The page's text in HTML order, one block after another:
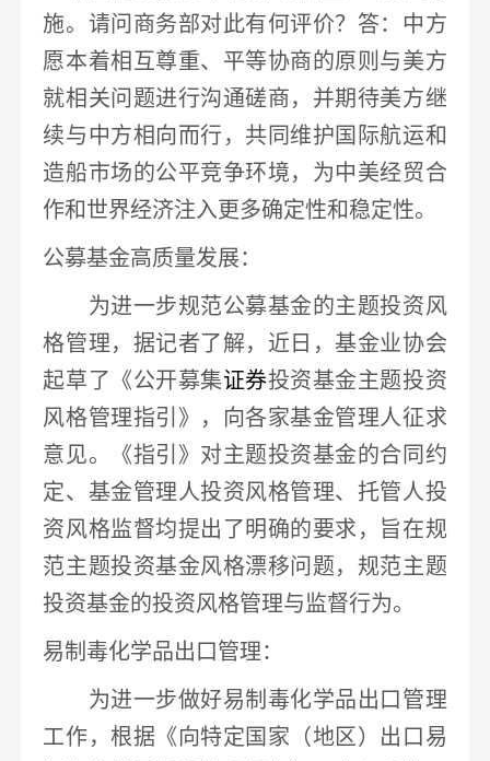
施。请问商务部对此有何评价？答：中方
愿本着相互尊重、平等协商的原则与美方
就相关问题进行沟通磋商，并期待美方继
续与中方相向而行， 共同维护国际航运和
造船市场的公平竞争环境，为中美经贸合
作和世界经济注入更多确定性和稳定性。
公募基金高质量发展：
为进一步规范公募基金的主题投资风
格管理，据记者了解，近日，基金业协会
起草了《公开募集证券投资基金主题投资
风格管理指引》，向各家基金管理人征求
意见。《指引》对主题投资基金的合同约
定、基金管理人投资风格管理、托管人投
资风格监督均提出了明确的要求， 旨在规
范主题投资基金风格漂移问题，规范主题
投资基金的投资风格管理与监督行为。
易制毒化学品出口管理：
为进一步做好易制毒化学品出口管理
工作，根据《向特定国家（地区）出口易